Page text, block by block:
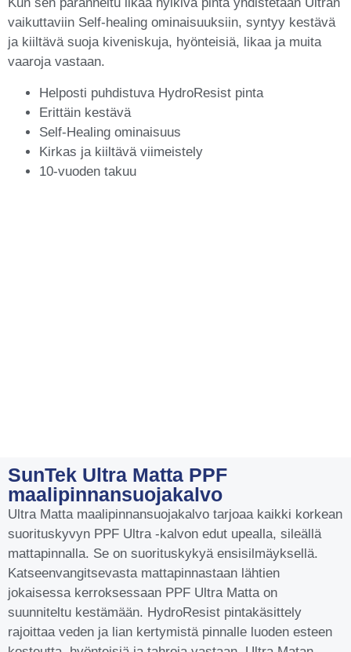
vaikuttaviin Self-healing ominaisuuksiin, syntyy kestävä
ja kiiltävä suoja kiveniskuja, hyönteisiä, likaa ja muita
vaaroja vastaan.
Helposti puhdistuva HydroResist pinta
Erittäin kestävä
Self-Healing ominaisuus
Kirkas ja kiiltävä viimeistely
10-vuoden takuu
SunTek Ultra Matta PPF
maalipinnansuojakalvo
Ultra Matta maalipinnansuojakalvo tarjoaa kaikki korkean
suorituskyvyn PPF Ultra -kalvon edut upealla, sileällä
mattapinnalla. Se on suorituskykyä ensisilmäyksellä.
Katseenvangitsevasta mattapinnastaan lähtien
jokaisessa kerroksessaan PPF Ultra Matta on
suunniteltu kestämään. HydroResist pintakäsittely
rajoittaa veden ja lian kertymistä pinnalle luoden esteen